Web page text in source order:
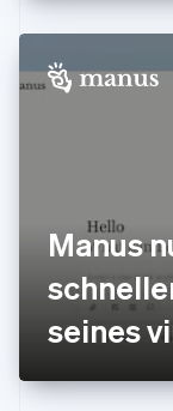
Manus
seines
Japan
日本語English
EnglishFrançais
Deutsch
Litauen
English
Luxemburg
Français
Malaysia
Malta